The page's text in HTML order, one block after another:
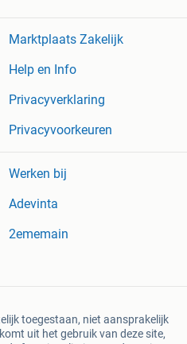
Marktplaats Zakelijk
Help en Info
Privacyverklaring
Privacyvoorkeuren
Werken bij
Adevinta
2ememain
toegestaan, niet aansprakelijk
uit het gebruik van deze site,